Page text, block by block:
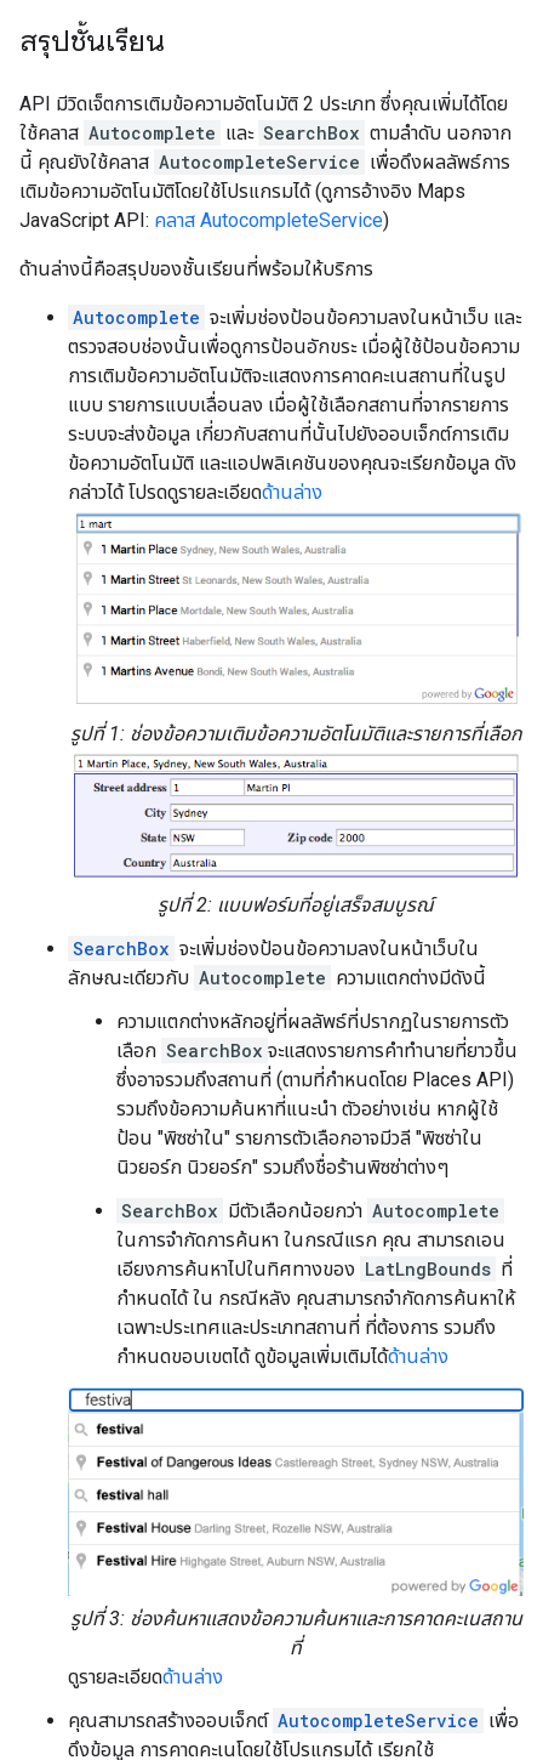
สรุปชั้นเรียน
API มีวิดเจ็ตการเติมข้อความอัตโนมัติ 2 ประเภท ซึ่งคุณเพิ่มได้โดย
ใช้คลาส Autocomplete และ SearchBox ตามลำดับ นอกจาก
นี้ คุณยังใช้คลาส AutocompleteService เพื่อดึงผลลัพธ์การ
เติมข้อความอัตโนมัติโดยใช้โปรแกรมได้ (ดูการอ้างอิง Maps
JavaScript API: คลาส AutocompleteService)
ด้านล่างนี้คือสรุปของชั้นเรียนที่พร้อมให้บริการ
Autocomplete จะเพิ่มช่องป้อนข้อความลงในหน้าเว็บ และ
ตรวจสอบช่องนั้นเพื่อดูการป้อนอักขระ เมื่อผู้ใช้ป้อนข้อความ
การเติมข้อความอัตโนมัติจะแสดงการคาดคะเนสถานที่ในรูป
แบบ รายการแบบเลื่อนลง เมื่อผู้ใช้เลือกสถานที่จากรายการ
ระบบจะส่งข้อมูล เกี่ยวกับสถานที่นั้นไปยังออบเจ็กต์การเติม
ข้อความอัตโนมัติ และแอปพลิเคชันของคุณจะเรียกข้อมูล ดัง
กล่าวได้ โปรดดูรายละเอียดด้านล่าง
รูปที่ 1: ช่องข้อความเติมข้อความอัตโนมัติและรายการที่เลือก
รูปที่ 2: แบบฟอร์มที่อยู่เสร็จสมบูรณ์
SearchBox จะเพิ่มช่องป้อนข้อความลงในหน้าเว็บใน
ลักษณะเดียวกับ Autocomplete ความแตกต่างมีดังนี้
ความแตกต่างหลักอยู่ที่ผลลัพธ์ที่ปรากฏในรายการตัว
เลือก SearchBox จะแสดงรายการคำทำนายที่ยาวขึ้น
ซึ่งอาจรวมถึงสถานที่ (ตามที่กำหนดโดย Places API)
รวมถึงข้อความค้นหาที่แนะนำ ตัวอย่างเช่น หากผู้ใช้
ป้อน "พิซซ่าใน" รายการตัวเลือกอาจมีวลี "พิซซ่าใน
นิวยอร์ก นิวยอร์ก" รวมถึงชื่อร้านพิซซ่าต่างๆ
SearchBox มีตัวเลือกน้อยกว่า Autocomplete
ในการจำกัดการค้นหา ในกรณีแรก คุณ สามารถเอน
เอียงการค้นหาไปในทิศทางของ LatLngBounds ที่
กำหนดได้ ใน กรณีหลัง คุณสามารถจำกัดการค้นหาให้
เฉพาะประเทศและประเภทสถานที่ ที่ต้องการ รวมถึง
กำหนดขอบเขตได้ ดูข้อมูลเพิ่มเติมได้ด้านล่าง
รูปที่ 3: ช่องค้นหาแสดงข้อความค้นหาและการคาดคะเนสถาน
ที่
ดูรายละเอียดด้านล่าง
คุณสามารถสร้างออบเจ็กต์ AutocompleteService เพื่อ
ดึงข้อมูล การคาดคะเนโดยใช้โปรแกรมได้ เรียกใช้